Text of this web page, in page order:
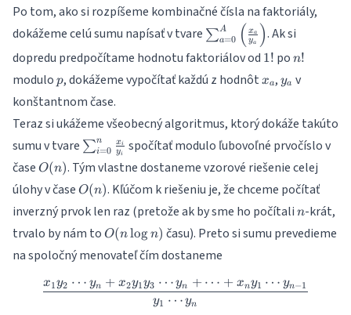
Po tom, ako si rozpíšeme kombinačné čísla na faktoriály,
dokážeme celú sumu napísať v tvare \sum_{a=0}^{A}
{\left(\frac{x_a}
{y_a}\right)}
∑a=0
A ( ya
xa ). Ak si
dopredu predpočítame hodnotu faktoriálov od 1!
1! po n!
n!
modulo p
p, dokážeme vypočítať každú z hodnôt x_a
xa, y_a
ya v
konštantnom čase.
Teraz si ukážeme všeobecný algoritmus, ktorý dokáže takúto
sumu v tvare \sum_{i=0}^{n}
{\frac{x_i}
{y_i}}
∑i=0
n
yi
xi
spočítať modulo ľubovoľné prvočíslo v
čase O(n)
O(n). Tým vlastne dostaneme vzorové riešenie celej
úlohy v čase O(n)
O(n). Kľúčom k riešeniu je, že chceme počítať
inverzný prvok len raz (pretože ak by sme ho počítali n
n-krát,
trvalo by nám to O(n\log
O(n log n) času). Preto si sumu prevedieme
na spoločný menovateľ čím dostaneme
\frac{x_1y_2\cdots y_n +
y1 ⋯ yn
x1y2 ⋯ yn + x2y1y3 ⋯ yn + ⋯ + xny1 ⋯ yn−1